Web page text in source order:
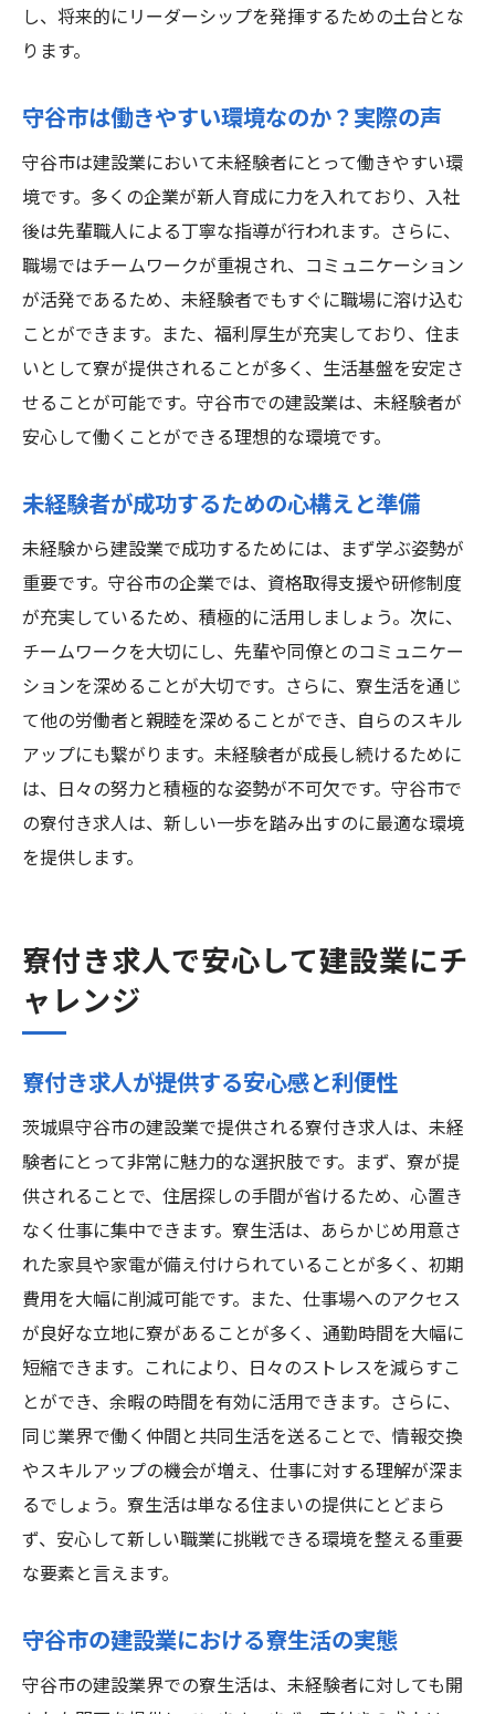
し、将来的にリーダーシップを発揮するための土台とな
ります。
守谷市は働きやすい環境なのか？実際の声
守谷市は建設業において未経験者にとって働きやすい環
境です。多くの企業が新人育成に力を入れており、入社
後は先輩職人による丁寧な指導が行われます。さらに、
職場ではチームワークが重視され、コミュニケーション
が活発であるため、未経験者でもすぐに職場に溶け込む
ことができます。また、福利厚生が充実しており、住ま
いとして寮が提供されることが多く、生活基盤を安定さ
せることが可能です。守谷市での建設業は、未経験者が
安心して働くことができる理想的な環境です。
未経験者が成功するための心構えと準備
未経験から建設業で成功するためには、まず学ぶ姿勢が
重要です。守谷市の企業では、資格取得支援や研修制度
が充実しているため、積極的に活用しましょう。次に、
チームワークを大切にし、先輩や同僚とのコミュニケー
ションを深めることが大切です。さらに、寮生活を通じ
て他の労働者と親睦を深めることができ、自らのスキル
アップにも繋がります。未経験者が成長し続けるために
は、日々の努力と積極的な姿勢が不可欠です。守谷市で
の寮付き求人は、新しい一歩を踏み出すのに最適な環境
を提供します。
寮付き求人で安心して建設業にチ
ャレンジ
寮付き求人が提供する安心感と利便性
茨城県守谷市の建設業で提供される寮付き求人は、未経
験者にとって非常に魅力的な選択肢です。まず、寮が提
供されることで、住居探しの手間が省けるため、心置き
なく仕事に集中できます。寮生活は、あらかじめ用意さ
れた家具や家電が備え付けられていることが多く、初期
費用を大幅に削減可能です。また、仕事場へのアクセス
が良好な立地に寮があることが多く、通勤時間を大幅に
短縮できます。これにより、日々のストレスを減らすこ
とができ、余暇の時間を有効に活用できます。さらに、
同じ業界で働く仲間と共同生活を送ることで、情報交換
やスキルアップの機会が増え、仕事に対する理解が深ま
るでしょう。寮生活は単なる住まいの提供にとどまら
ず、安心して新しい職業に挑戦できる環境を整える重要
な要素と言えます。
守谷市の建設業における寮生活の実態
守谷市の建設業界での寮生活は、未経験者に対しても開